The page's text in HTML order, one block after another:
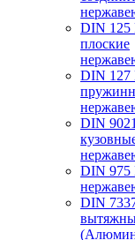
DIN
плоские
DIN
DIN
DIN 975
DIN